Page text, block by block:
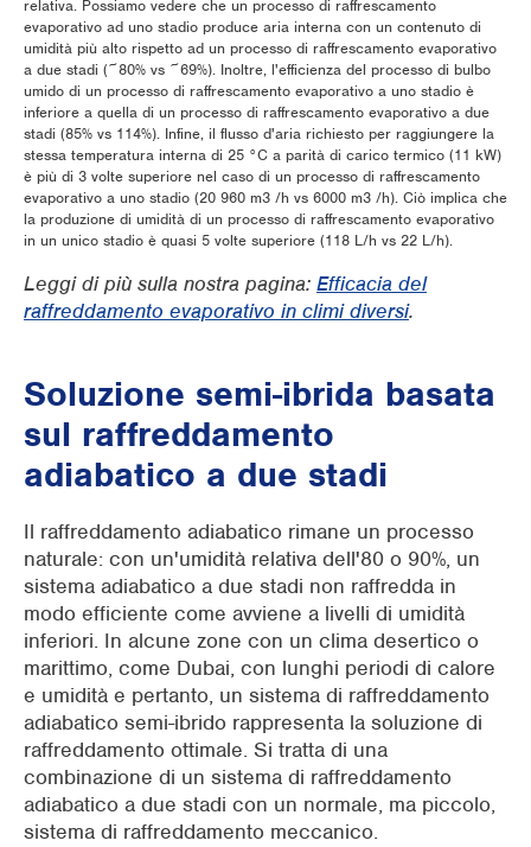
relativa. Possiamo vedere che un processo di raffrescamento
evaporativo ad uno stadio produce aria interna con un contenuto di
umidità più alto rispetto ad un processo di raffrescamento evaporativo
a due stadi (~80% vs ~69%). Inoltre, l'efficienza del processo di bulbo
umido di un processo di raffrescamento evaporativo a uno stadio è
inferiore a quella di un processo di raffrescamento evaporativo a due
stadi (85% vs 114%). Infine, il flusso d'aria richiesto per raggiungere la
stessa temperatura interna di 25 °C a parità di carico termico (11 kW)
è più di 3 volte superiore nel caso di un processo di raffrescamento
evaporativo a uno stadio (20 960 m3 /h vs 6000 m3 /h). Ciò implica che
la produzione di umidità di un processo di raffrescamento evaporativo
in un unico stadio è quasi 5 volte superiore (118 L/h vs 22 L/h).
Leggi di più sulla nostra pagina: Efficacia del
raffreddamento evaporativo in climi diversi.
Soluzione semi-ibrida basata
sul raffreddamento
adiabatico a due stadi
Il raffreddamento adiabatico rimane un processo
naturale: con un'umidità relativa dell'80 o 90%, un
sistema adiabatico a due stadi non raffredda in
modo efficiente come avviene a livelli di umidità
inferiori. In alcune zone con un clima desertico o
marittimo, come Dubai, con lunghi periodi di calore
e umidità e pertanto, un sistema di raffreddamento
adiabatico semi-ibrido rappresenta la soluzione di
raffreddamento ottimale. Si tratta di una
combinazione di un sistema di raffreddamento
adiabatico a due stadi con un normale, ma piccolo,
sistema di raffreddamento meccanico.